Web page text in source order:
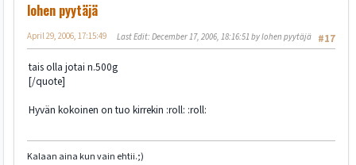
lohen pyytäjä
#17
April 29, 2006, 17:15:49 Last Edit: December 17, 2006, 18:16:51 by lohen pyytäjä
tais olla jotai n.500g
[/quote]
Hyvän kokoinen on tuo kirrekin :roll: :roll:
Kalaan aina kun vain ehtii.;)